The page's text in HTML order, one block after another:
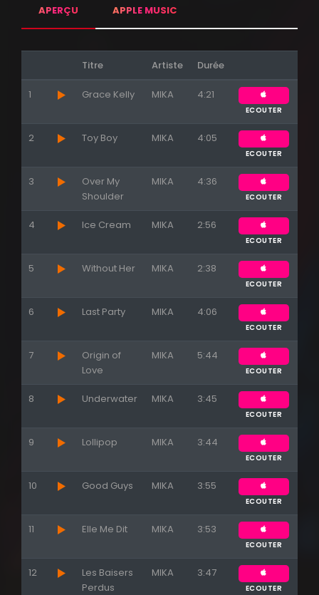
APERÇU APPLE MUSIC
Titre Artiste Durée
1 Grace Kelly MIKA 4:21
ECOUTER
2 Toy Boy MIKA 4:05
ECOUTER
3
Over My
Shoulder
MIKA 4:36
ECOUTER
4 Ice Cream MIKA 2:56
ECOUTER
5 Without Her MIKA 2:38
ECOUTER
6 Last Party MIKA 4:06
ECOUTER
7
Origin of
Love
MIKA 5:44
ECOUTER
8 Underwater MIKA 3:45
ECOUTER
9 Lollipop MIKA 3:44
ECOUTER
10 Good Guys MIKA 3:55
ECOUTER
11 Elle Me Dit MIKA 3:53
ECOUTER
12
Les Baisers
Perdus
MIKA 3:47
ECOUTER